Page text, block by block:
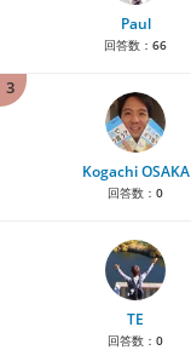
Paul
回答数： 66
3
Kogachi OSAKA
回答数： 0
TE
回答数： 0